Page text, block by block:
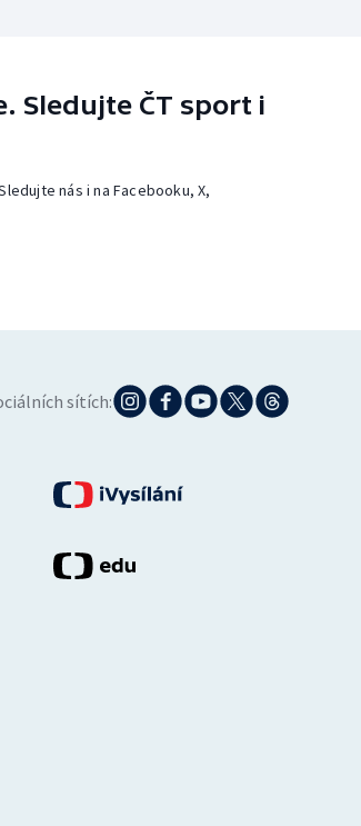
Sledujte ČT sport i
nás i na Facebooku, X,
sítích: